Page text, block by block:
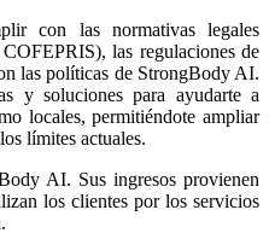
con las normativas legales
las regulaciones de
las políticas de StrongBody AI.
y soluciones para ayudarte a
locales, permitiéndote ampliar
límites actuales.
AI. Sus ingresos provienen
los clientes por los servicios